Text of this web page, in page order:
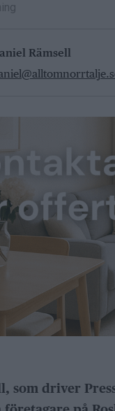
Rämsell
som driver